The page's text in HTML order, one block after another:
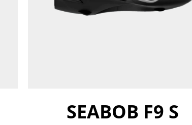
SEABOB F9 S